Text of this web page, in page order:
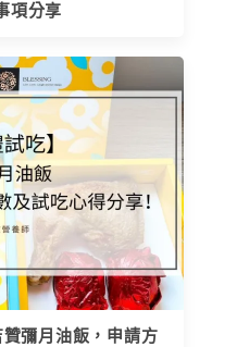
項分享
贊彌月油飯，申請方